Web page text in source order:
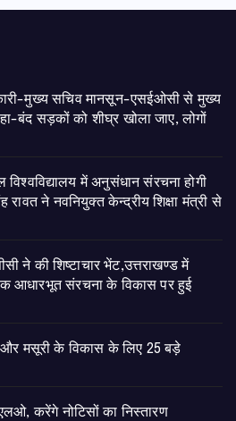
मुख्य सचिव मानसून-एसईओसी से मुख्य
बंद सड़कों को शीघ्र खोला जाए, लोगों
में अनुसंधान संरचना होगी
रावत ने नवनियुक्त केन्द्रीय शिक्षा मंत्री से
ने की शिष्टाचार भेंट,उत्तराखण्ड में
आधारभूत संरचना के विकास पर हुई
और मसूरी के विकास के लिए 25 बड़े
करेंगे नोटिसों का निस्तारण